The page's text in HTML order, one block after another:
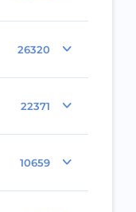
26320
22371
10659